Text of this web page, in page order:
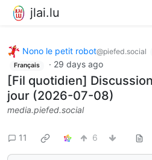
jlai.lu
Nono le petit robot@piefed.social
Français · 29 days ago
[Fil quotidien]
jour (2026-07-08)
media.piefed.social
11 6